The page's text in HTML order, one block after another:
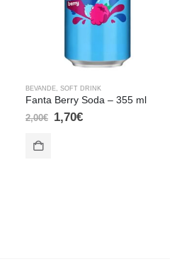
BEVANDE SOFT DRINK
Fanta Berry Soda – 355 ml
2,00€ 1,70€